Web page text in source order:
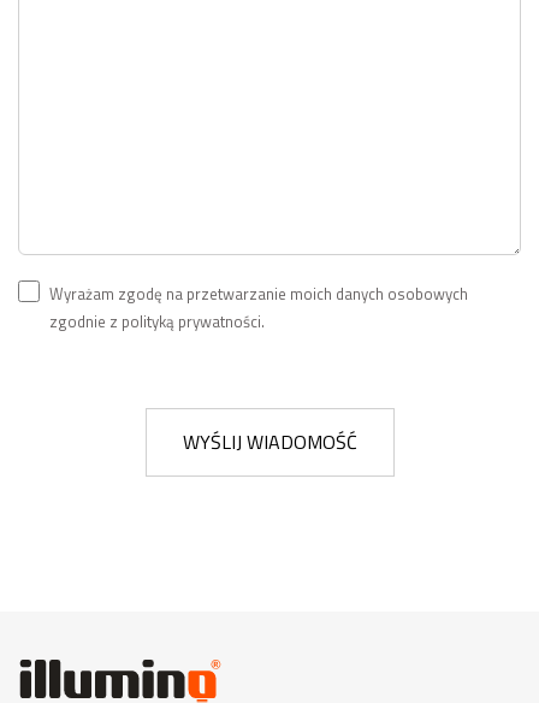
Wyrażam zgodę na przetwarzanie moich danych osobowych
zgodnie z polityką prywatności.
WYŚLIJ WIADOMOŚĆ